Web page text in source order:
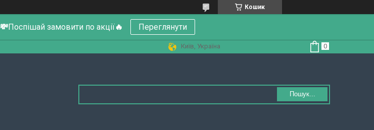
Кошик
💸Поспішай замовити по акції🔥 Переглянути
Київ, Україна
Пошук...